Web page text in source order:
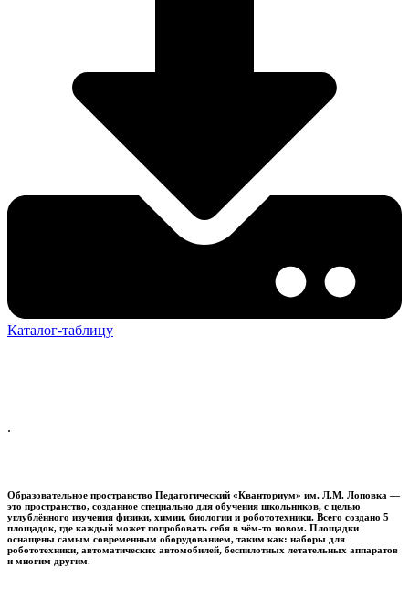
Каталог-таблицу
.
Образовательное пространство Педагогический «Кванториум» им. Л.М. Лоповка —
это пространство, созданное специально для обучения школьников, с целью
углублённого изучения физики, химии, биологии и робототехники. Всего создано 5
площадок, где каждый может попробовать себя в чём-то новом. Площадки
оснащены самым современным оборудованием, таким как: наборы для
робототехники, автоматических автомобилей, беспилотных летательных аппаратов
и многим другим.